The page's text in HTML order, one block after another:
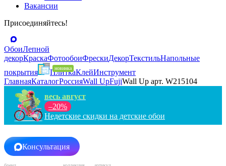
Вакансии
Присоединяйтесь!
ОбоиЛепной
декорКраскаФотообоиФрескиДекорТекстильНапольные
покрытия
ПлиткаКлейИнструмент
ГлавнаяКаталогРоссияWall UpFujiWall Up арт. W215104
весь август
–20%
Недетские скидки на детские обои
Консультация